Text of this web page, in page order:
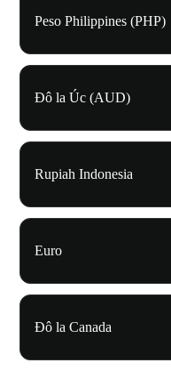
Peso Philippines (PHP)
Đô la Úc (AUD)
Rupiah Indonesia
Euro
Đô la Canada